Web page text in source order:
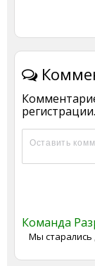
регистрации.
Команда
Мы старались